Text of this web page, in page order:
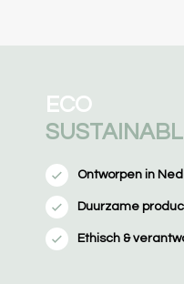
ECO
Ontworpen in
Duurzame
Ethisch &